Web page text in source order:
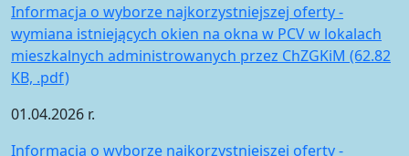
Informacja o wyborze najkorzystniejszej oferty -
wymiana istniejących okien na okna w PCV w lokalach
mieszkalnych administrowanych przez ChZGKiM (62.82
KB, .pdf)
01.04.2026 r.
Informacja o wyborze najkorzystniejszej oferty -